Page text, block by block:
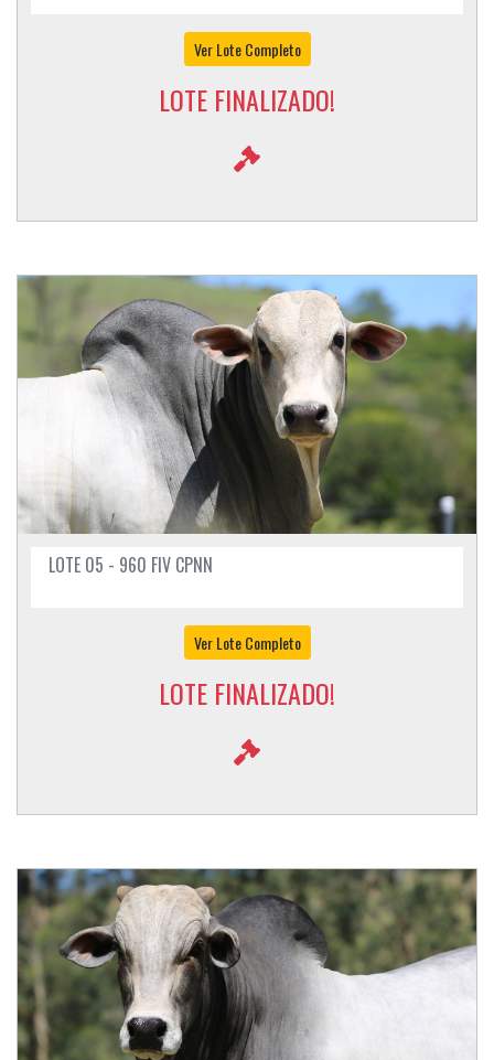
Ver Lote Completo
LOTE FINALIZADO!
LOTE 05 - 960 FIV CPNN
Ver Lote Completo
LOTE FINALIZADO!